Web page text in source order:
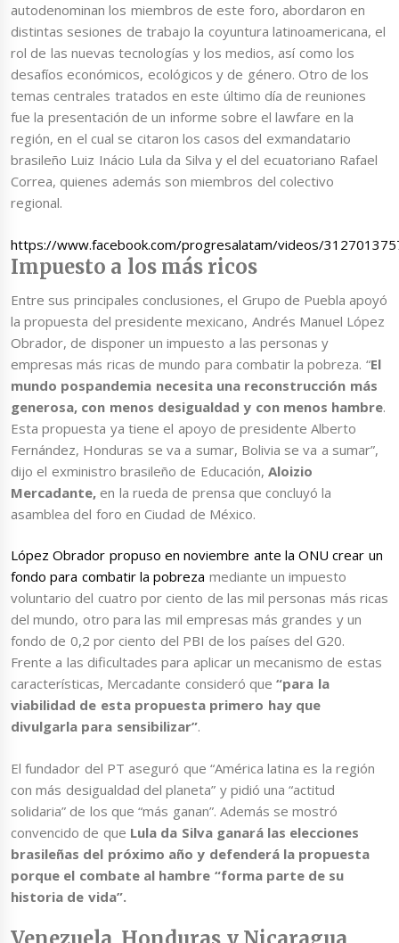
autodenominan los miembros de este foro, abordaron en
distintas sesiones de trabajo la coyuntura latinoamericana, el
rol de las nuevas tecnologías y los medios, así como los
desafíos económicos, ecológicos y de género. Otro de los
temas centrales tratados en este último día de reuniones
fue la presentación de un informe sobre el lawfare en la
región, en el cual se citaron los casos del exmandatario
brasileño Luiz Inácio Lula da Silva y el del ecuatoriano Rafael
Correa, quienes además son miembros del colectivo
regional.
https://www.facebook.com/progresalatam/videos/
Impuesto a los más ricos
Entre sus principales conclusiones, el Grupo de Puebla apoyó
la propuesta del presidente mexicano, Andrés Manuel López
Obrador, de disponer un impuesto a las personas y
empresas más ricas de mundo para combatir la pobreza. “El
mundo pospandemia necesita una reconstrucción más
generosa, con menos desigualdad y con menos hambre.
Esta propuesta ya tiene el apoyo de presidente Alberto
Fernández, Honduras se va a sumar, Bolivia se va a sumar”,
dijo el exministro brasileño de Educación, Aloizio
Mercadante, en la rueda de prensa que concluyó la
asamblea del foro en Ciudad de México.
López Obrador propuso en noviembre ante la ONU crear un
fondo para combatir la pobreza mediante un impuesto
voluntario del cuatro por ciento de las mil personas más ricas
del mundo, otro para las mil empresas más grandes y un
fondo de 0,2 por ciento del PBI de los países del G20.
Frente a las dificultades para aplicar un mecanismo de estas
características, Mercadante consideró que “para la
viabilidad de esta propuesta primero hay que
divulgarla para sensibilizar”.
El fundador del PT aseguró que “América latina es la región
con más desigualdad del planeta” y pidió una “actitud
solidaria” de los que “más ganan”. Además se mostró
convencido de que Lula da Silva ganará las elecciones
brasileñas del próximo año y defenderá la propuesta
porque el combate al hambre “forma parte de su
historia de vida”.